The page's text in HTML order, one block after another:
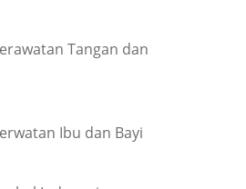
Tangan dan
Ibu dan Bayi